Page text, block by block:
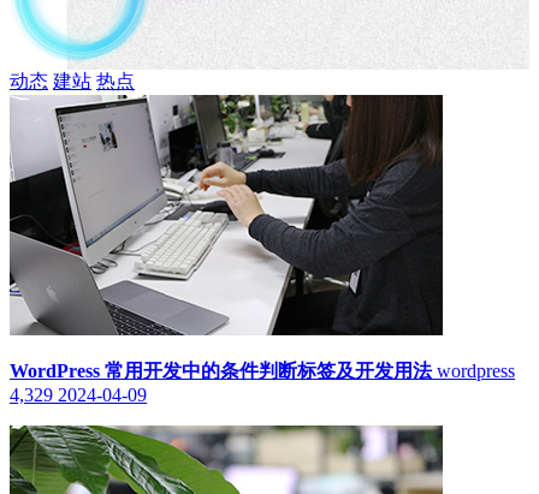
动态 建站 热点
WordPress 常用开发中的条件判断标签及开发用法 wordpress
4,329 2024-04-09